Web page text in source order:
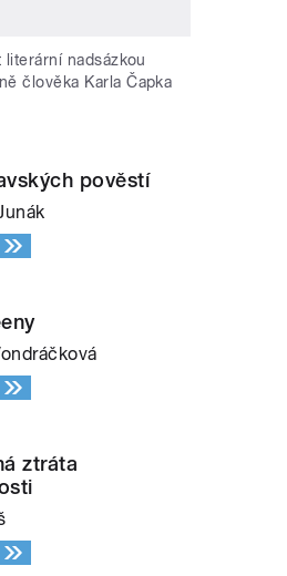
nadsázkou
člověka Karla Čapka
pověstí
ztráta